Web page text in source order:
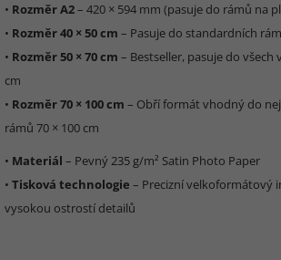
• Rozměr A2– 420 × 594 mm (pasuje do rámů na
• Rozměr 40 × 50 cm – Pasuje do standardních
• Rozměr 50 × 70 cm – Bestseller, pasuje do všech
cm
• Rozměr 70 × 100 cm – Obří formát vhodný do
rámů 70 × 100 cm
• Materiál – Pevný 235 g/m² Satin Photo Paper
• Tisková technologie – Precizní velkoformátový
vysokou ostrostí detailů